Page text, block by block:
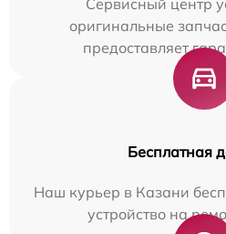
Сервисный центр
оригинальные
предоставляет
Бесплатная
Наш курьер в Казани
устройство на